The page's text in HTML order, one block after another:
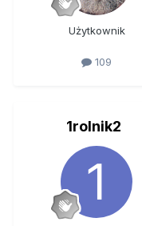
Użytkownik
109
1rolnik2